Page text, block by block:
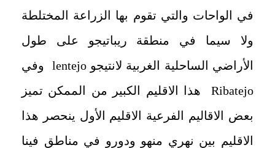
في الواحات والتي تقوم بها الزراعة المختلطة
ولا سيما في منطقة ريباتيجو على طول
الأراضي الساحلية الغربية لانتيجو lentejo
وفي
Ribatejo
هذا الاقليم الكبير من الممكن تميز
بعض الاقاليم الفرعية الاقليم الأول ينحصر هذا
الاقليم بين نهري منهو ودورو في مناطق فينا